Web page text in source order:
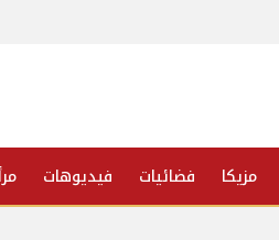
مزيكا فضائيات فيديوهات